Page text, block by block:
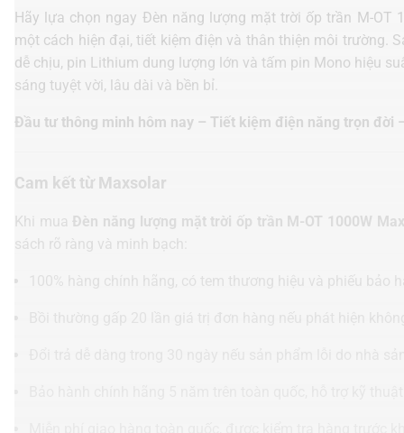
Hãy lựa chọn ngay Đèn năng lượng mặt trời ốp trần M-OT
một cách hiện đại, tiết kiệm điện và thân thiện môi trường.
dễ chịu, pin Lithium dung lượng lớn và tấm pin Mono hiệu
sáng tuyệt vời, lâu dài và bền bỉ.
Đầu tư thông minh hôm nay – Tiết kiệm điện năng trọn đời
Cam kết từ Maxsolar
Khi muaĐèn năng lượng mặt trời ốp trần M-OT 1000W
sách rõ ràng và minh bạch: